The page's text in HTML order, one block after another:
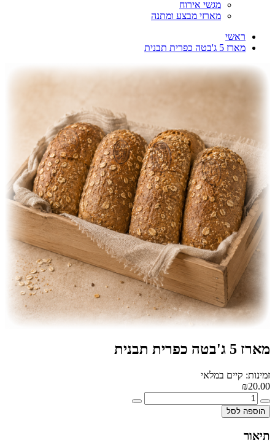
מגשי אירוח
מארזי מבצע ומתנה
ראשי
מארז 5 ג'בטה כפרית תבנית
מארז 5 ג'בטה כפרית תבנית
זמינות: קיים במלאי
₪20.00
הוספה לסל
תיאור